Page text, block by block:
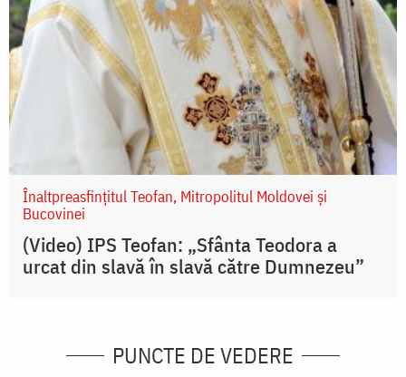
Înaltpreasfințitul Teofan, Mitropolitul Moldovei și
Bucovinei
(Video) IPS Teofan: „Sfânta Teodora a
urcat din slavă în slavă către Dumnezeu”
PUNCTE DE VEDERE